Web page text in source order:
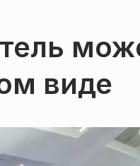
виде